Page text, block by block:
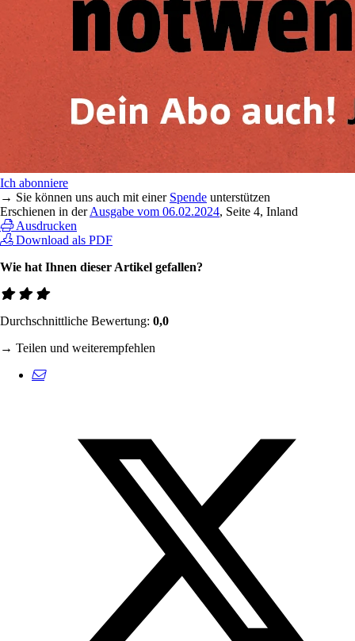
Ich abonniere
→ Sie können uns auch mit einer Spende unterstützen
Erschienen in derAusgabe vom 06.02.2024, Seite 4, Inland
Ausdrucken
Download als PDF
Wie hat Ihnen dieser Artikel gefallen?
Durchschnittliche Bewertung: 0,0
→ Teilen und weiterempfehlen